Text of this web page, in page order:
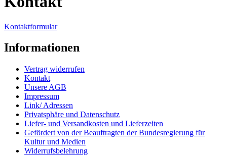
Kontaktformular
Informationen
Vertrag widerrufen
Kontakt
Unsere AGB
Impressum
Link/ Adressen
Privatsphäre und Datenschutz
Liefer- und Versandkosten und Lieferzeiten
Gefördert von der Beauftragten der Bundesregierung für
Kultur und Medien
Widerrufsbelehrung